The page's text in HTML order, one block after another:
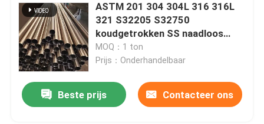
Producten
Videos
Ongeveer ons
ASTM 201 304 304L 316 316L
321 S32205 S32750
koudgetrokken SS naadloos
stalen buis voor gebouwbouw
MOQ：1 ton
Prijs：Onderhandelbaar
Beste prijs Contacteer ons